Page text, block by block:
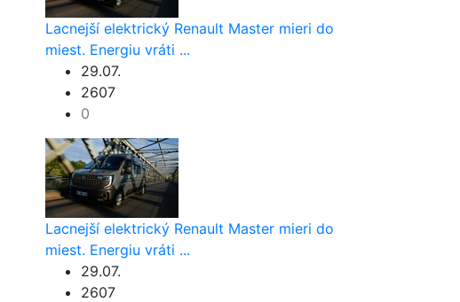
Lacnejší elektrický Renault Master mieri do
miest. Energiu vráti ...
29.07.
2607
0
Lacnejší elektrický Renault Master mieri do
miest. Energiu vráti ...
29.07.
2607